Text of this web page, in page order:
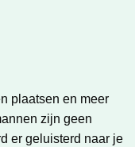
plaatsen en meer
zijn geen
er geluisterd naar je